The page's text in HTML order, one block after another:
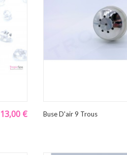
13,00 € Buse D'air 9 Trous